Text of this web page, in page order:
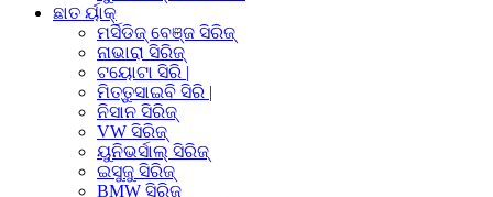
ଛାତ ର୍ୟାକ୍
ମର୍ସିଡିଜ୍ ବେଞ୍ଜ ସିରିଜ୍
ନାଭାରା ସିରିଜ୍
ଟୟୋଟା ସିରି |
ମିତ୍ତୁସାଇବି ସିରି |
ନିସାନ ସିରିଜ୍
VW ସିରିଜ୍
ୟୁନିଭର୍ସାଲ୍ ସିରିଜ୍
ଇସୁଜୁ ସିରିଜ୍
BMW ସିରିଜ୍